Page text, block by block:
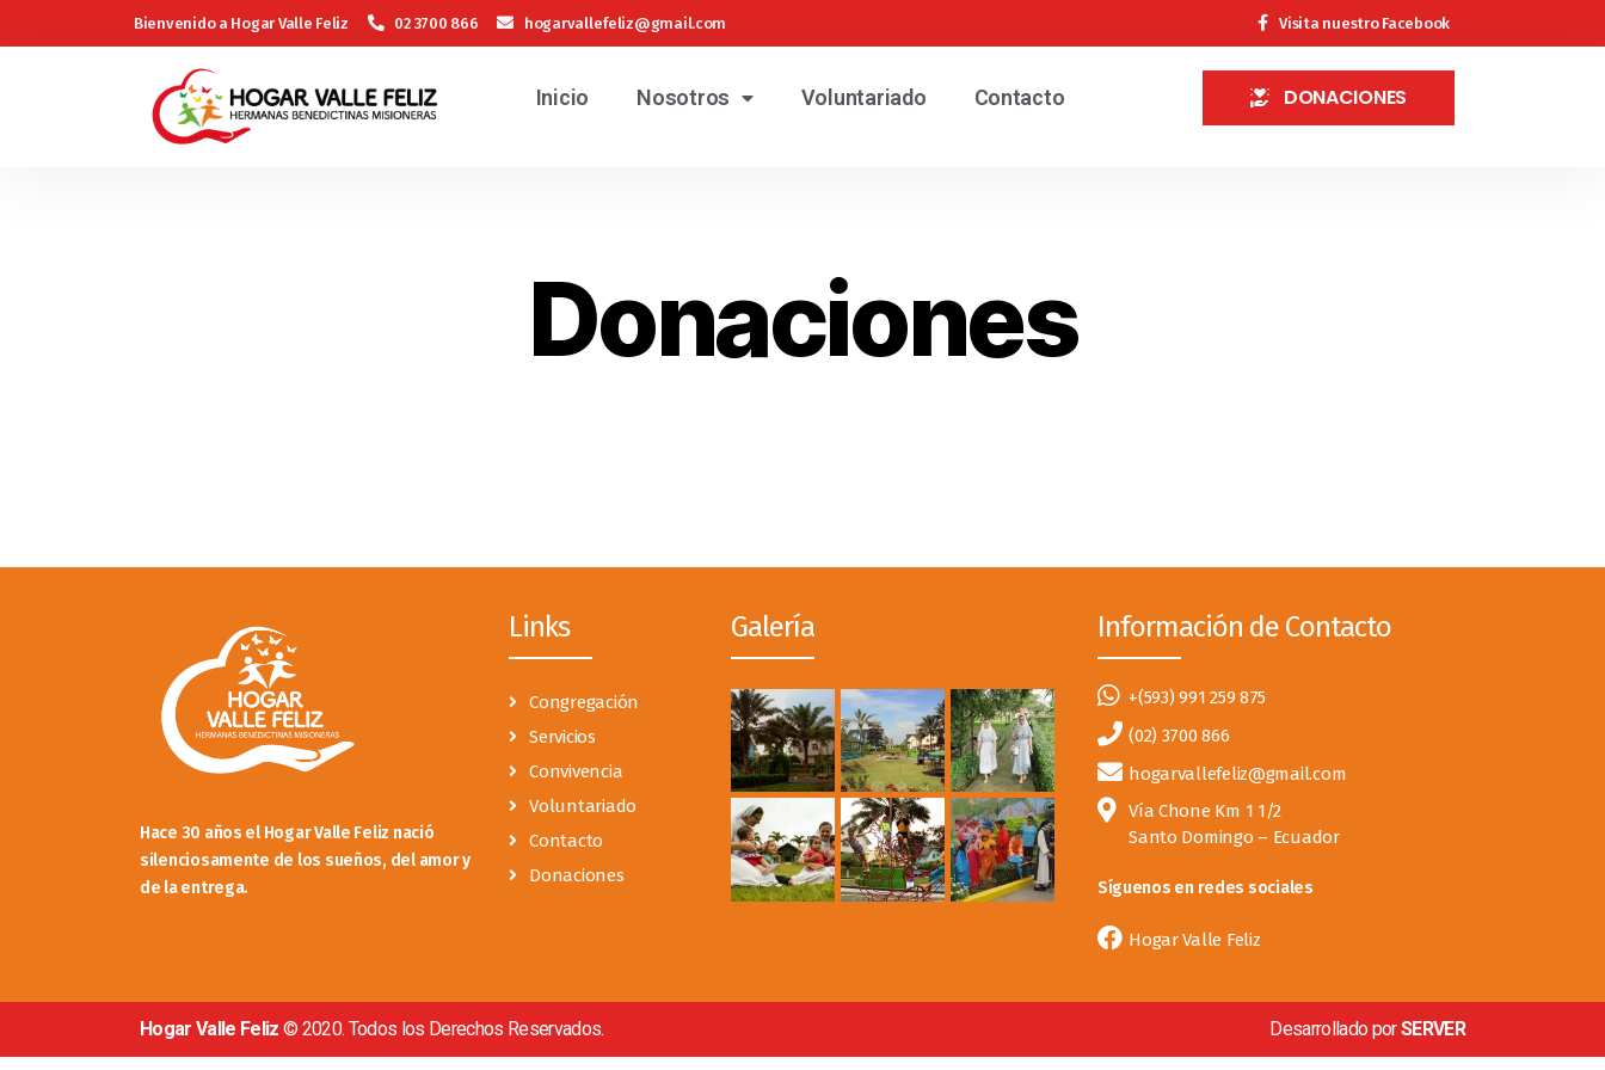
Bienvenido a Hogar Valle Feliz 02 3700 866 hogarvallefeliz@gmail.com Visita nuestro Facebook
Inicio Nosotros Voluntariado Contacto DONACIONES
Donaciones
Hace 30 años el Hogar Valle Feliz nació
silenciosamente de los sueños, del amor y
de la entrega.
Links
Congregación
Servicios
Convivencia
Voluntariado
Contacto
Donaciones
Galería Información de Contacto
+(593) 991 259 875
(02) 3700 866
hogarvallefeliz@gmail.com
Vía Chone Km 1 1/2
Santo Domingo – Ecuador
Síguenos en redes sociales
Hogar Valle Feliz
Hogar Valle Feliz© 2020. Todos los Derechos Reservados. Desarrollado porSERVER